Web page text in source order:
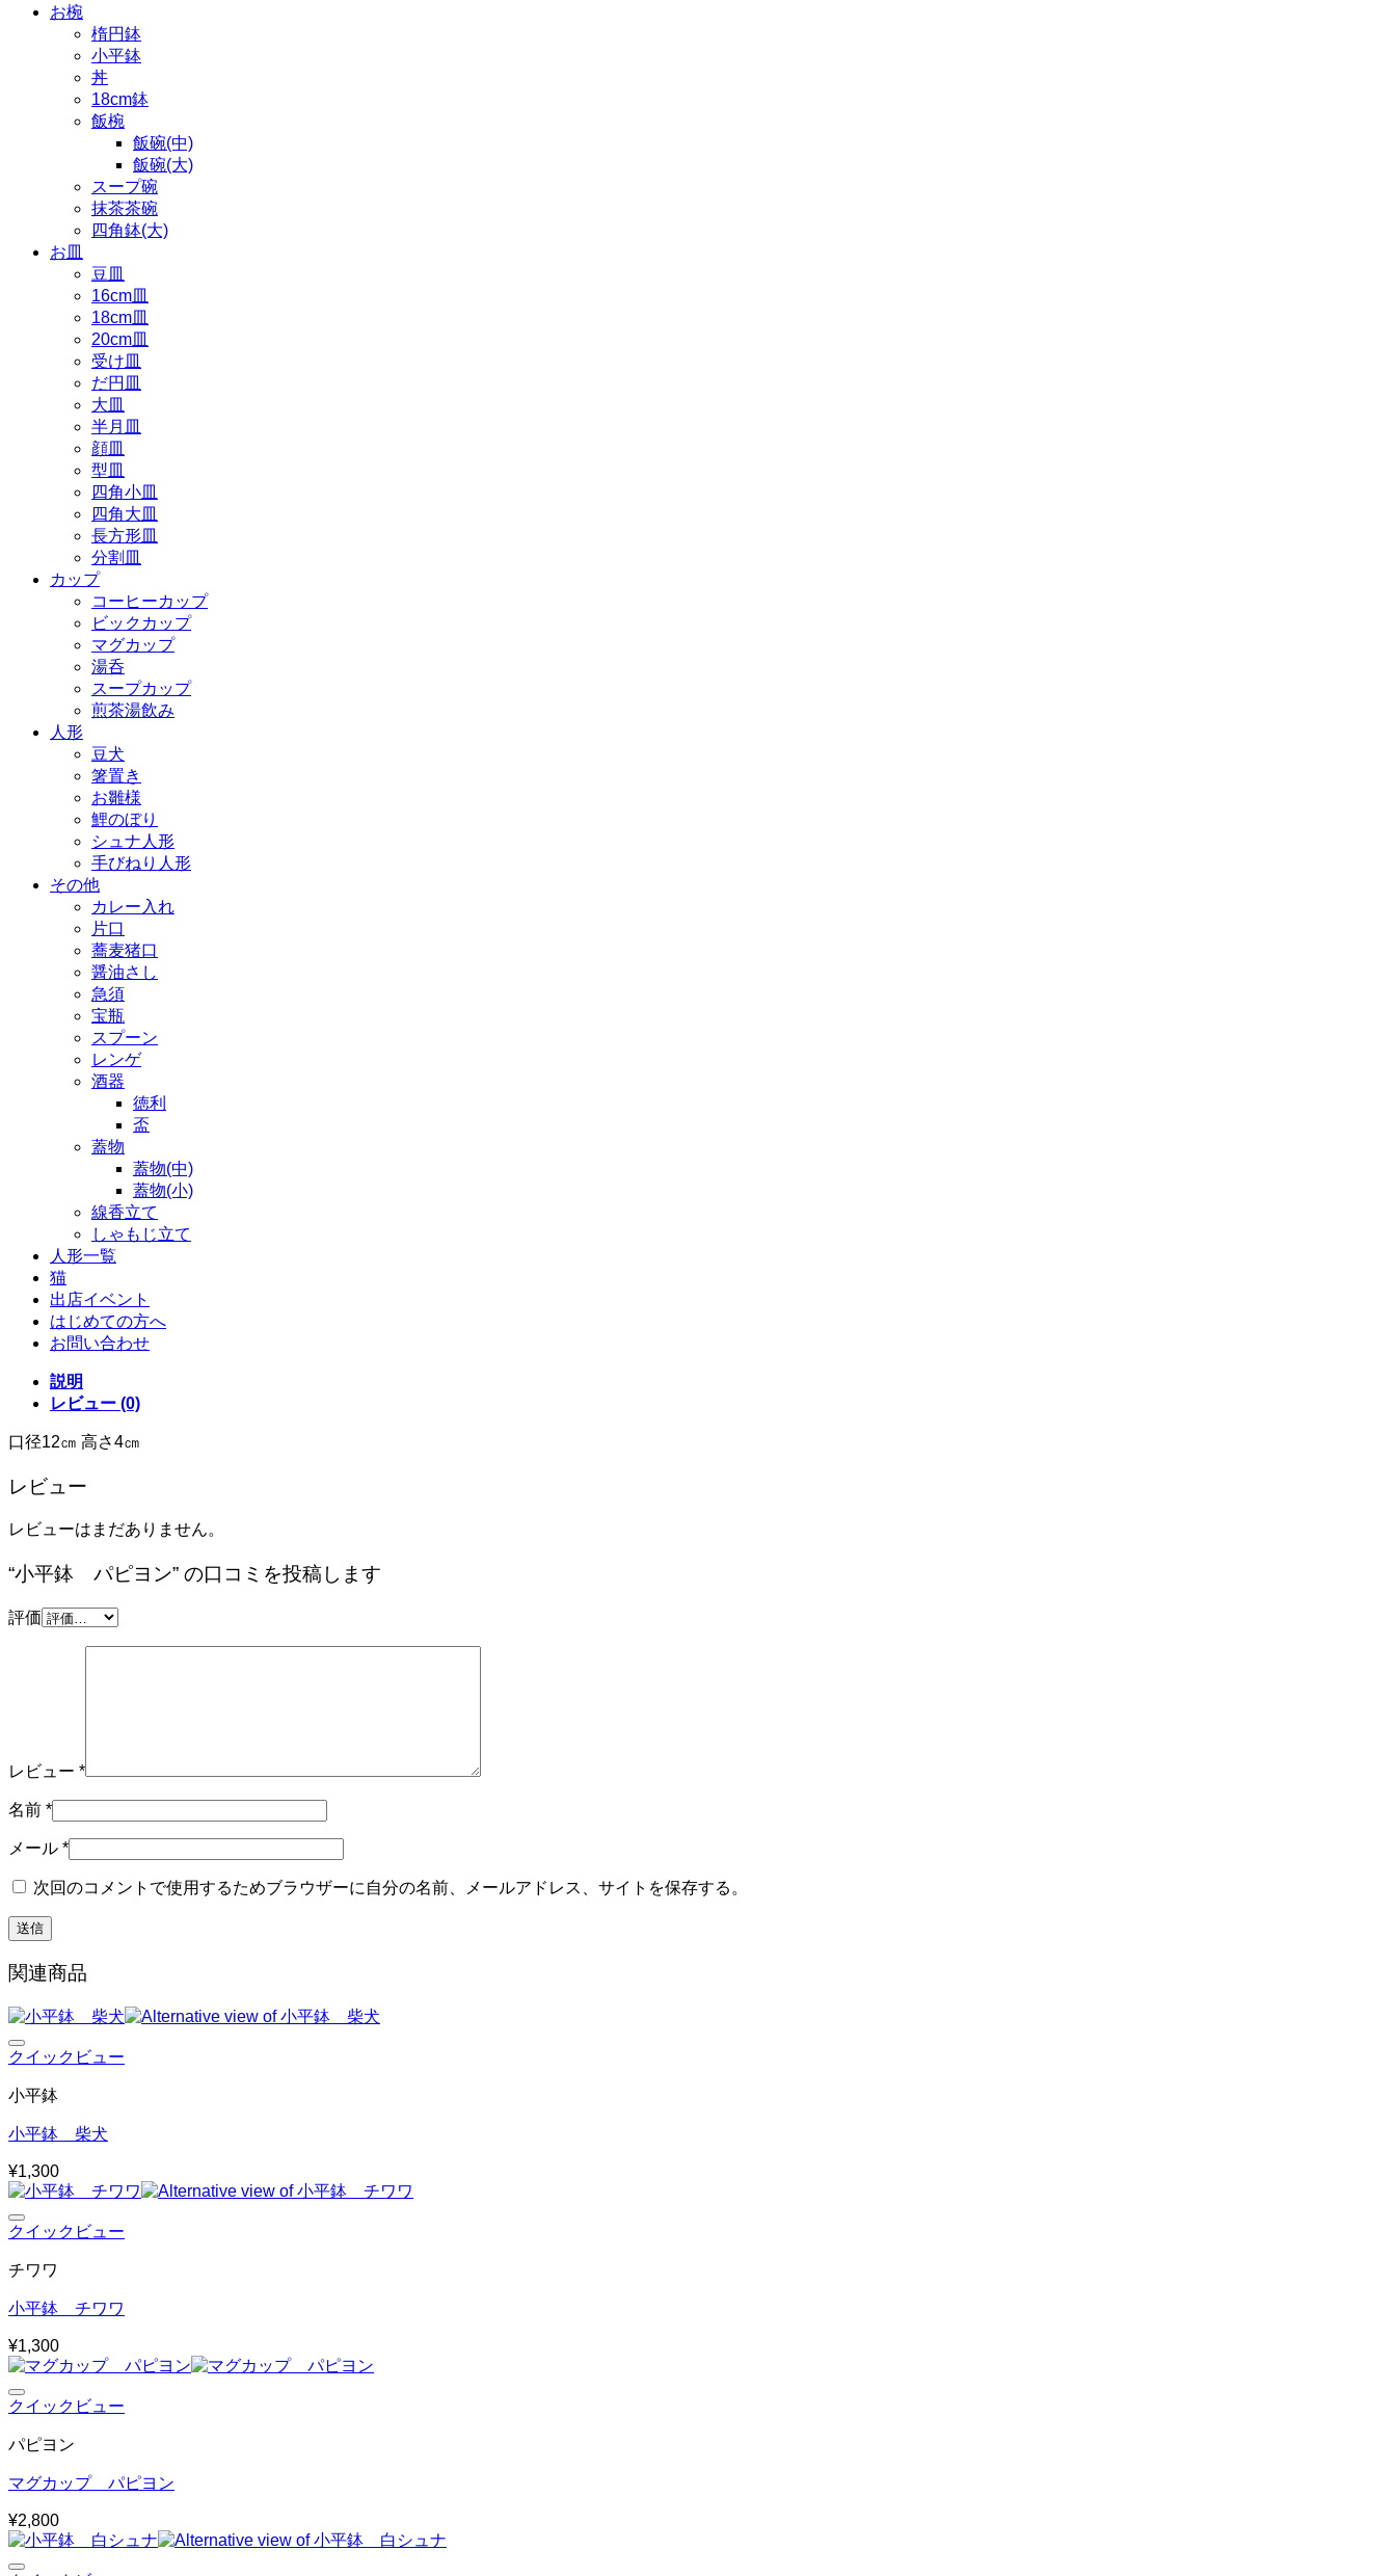
お椀
楕円鉢
小平鉢
丼
18cm鉢
飯椀
飯碗(中)
飯碗(大)
スープ碗
抹茶茶碗
四角鉢(大)
お皿
豆皿
16cm皿
18cm皿
20cm皿
受け皿
だ円皿
大皿
半月皿
顔皿
型皿
四角小皿
四角大皿
長方形皿
分割皿
カップ
コーヒーカップ
ビックカップ
マグカップ
湯呑
スープカップ
煎茶湯飲み
人形
豆犬
箸置き
お雛様
鯉のぼり
シュナ人形
手びねり人形
その他
カレー入れ
片口
蕎麦猪口
醤油さし
急須
宝瓶
スプーン
レンゲ
酒器
徳利
盃
蓋物
蓋物(中)
蓋物(小)
線香立て
しゃもじ立て
人形一覧
猫
出店イベント
はじめての方へ
お問い合わせ
説明
レビュー (0)
口径12㎝ 高さ4㎝
レビュー
レビューはまだありません。
“小平鉢 パピヨン” の口コミを投稿します
評価
レビュー *
名前 *
メール *
次回のコメントで使用するためブラウザーに自分の名前、メールアドレス、サイトを保存する。
関連商品
クイックビュー
小平鉢
小平鉢 柴犬
¥1,300
クイックビュー
チワワ
小平鉢 チワワ
¥1,300
クイックビュー
パピヨン
マグカップ パピヨン
¥2,800